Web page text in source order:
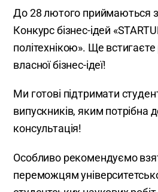
До 28 лютого приймаються
Конкурс бізнес-ідей
політехнікою». Ще
власної бізнес-ідеї!
Ми готові підтримати
випускників, яким потрібна
консультація!
Особливо рекомендуємо
переможцям